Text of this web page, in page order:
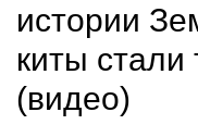
истории
киты стали
(видео)